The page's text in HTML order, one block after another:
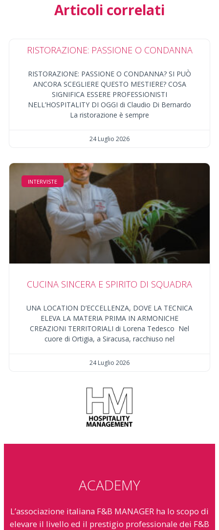
Articoli correlati
RISTORAZIONE: PASSIONE O CONDANNA
RISTORAZIONE: PASSIONE O CONDANNA? SI PUÒ
ANCORA SCEGLIERE QUESTO MESTIERE? COSA
SIGNIFICA ESSERE PROFESSIONISTI
NELL’HOSPITALITY DI OGGI di Claudio Di Bernardo
La ristorazione è sempre
24 Luglio 2026
INTERVISTE
CUCINA SINCERA E SPIRITO DI SQUADRA
UNA LOCATION D’ECCELLENZA, DOVE LA TECNICA
ELEVA LA MATERIA PRIMA IN ARMONICHE
CREAZIONI TERRITORIALI di Lorena Tedesco Nel
cuore di Ortigia, a Siracusa, racchiuso nel
24 Luglio 2026
ACADEMY
L’associazione italiana F&B MANAGER ha lo scopo di
elevare il livello ed il prestigio professionale dei F&B